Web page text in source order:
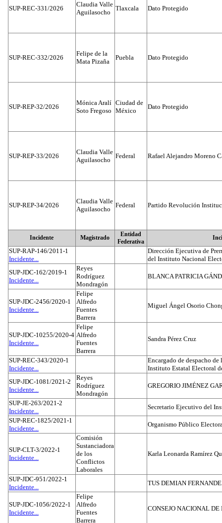
SUP-REC-331/2026
Claudia Valle
Aguilasocho
Tlaxcala Dato Protegido
SUP-REC-332/2026
Felipe de la
Mata Pizaña
Puebla Dato Protegido
SUP-REP-32/2026
Mónica Aralí
Soto Fregoso
Ciudad de
México
Dato Protegido
SUP-REP-33/2026
Claudia Valle
Aguilasocho
Federal Rafael Alejandro Moreno
SUP-REP-34/2026
Claudia Valle
Aguilasocho
Federal Partido Revolución
Incidente Magistrado
Entidad
Federativa
SUP-RAP-146/2011-1
Incidente...
Dirección Ejecutiva de
del Instituto Nacional
SUP-JDC-162/2019-1
Incidente...
Reyes
Rodríguez
Mondragón
BLANCA PATRICIA
SUP-JDC-2456/2020-1
Incidente...
Felipe
Alfredo
Fuentes
Barrera
Miguel Ángel Osorio
SUP-JDC-10255/2020-4
Incidente...
Felipe
Alfredo
Fuentes
Barrera
Sandra Pérez Cruz
SUP-REC-343/2020-1
Incidente...
Encargado de despacho
Instituto Estatal Electoral
SUP-JDC-1081/2021-2
Incidente...
Reyes
Rodríguez
Mondragón
GREGORIO JIMÉNEZ
SUP-JE-263/2021-2
Incidente...
Secretario Ejecutivo del
SUP-REC-1825/2021-1
Incidente...
Organismo Público
SUP-CLT-3/2022-1
Incidente...
Comisión
Sustanciadora
de los
Conflictos
Laborales
Karla Leonarda Ramírez
SUP-JDC-951/2022-1
Incidente...
TUS DEMIAN
SUP-JDC-1056/2022-1
Incidente...
Felipe
Alfredo
Fuentes
Barrera
CONSEJO NACIONAL